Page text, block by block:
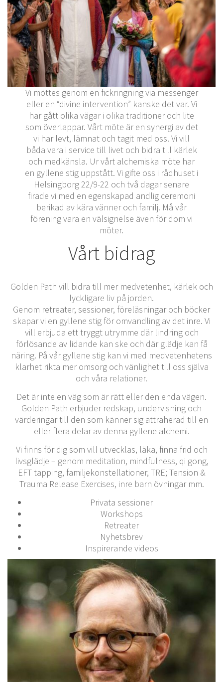
Vi möttes genom en fickringning via messenger
eller en “divine intervention” kanske det var. Vi
har gått olika vägar i olika traditioner och lite
som överlappar. Vårt möte är en synergi av det
vi har levt, lämnat och tagit med oss. Vi vill
båda vara i service till livet och bidra till kärlek
och medkänsla. Ur vårt alchemiska möte har
en gyllene stig uppstått. Vi gifte oss i rådhuset i
Helsingborg 22/9-22 och två dagar senare
firade vi med en egenskapad andlig ceremoni
berikad av kära vänner och familj. Må vår
förening vara en välsignelse även för dom vi
möter.
Vårt bidrag
Golden Path vill bidra till mer medvetenhet, kärlek och
lyckligare liv på jorden.
Genom retreater, sessioner, föreläsningar och böcker
skapar vi en gyllene stig för omvandling av det inre. Vi
vill erbjuda ett tryggt utrymme där lindring och
förlösande av lidande kan ske och där glädje kan få
näring. På vår gyllene stig kan vi med medvetenhetens
klarhet rikta mer omsorg och vänlighet till oss själva
och våra relationer.
Det är inte en väg som är rätt eller den enda vägen.
Golden Path erbjuder redskap, undervisning och
värderingar till den som känner sig attraherad till en
eller flera delar av denna gyllene alchemi.
Vi finns för dig som vill utvecklas, läka, finna frid och
livsglädje – genom meditation, mindfulness, qi gong,
EFT tapping, familjekonstellationer, TRE; Tension &
Trauma Release Exercises, inre barn övningar mm.
Privata sessioner
Workshops
Retreater
Nyhetsbrev
Inspirerande videos